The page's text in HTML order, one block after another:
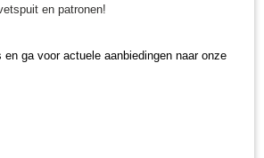
en patronen!
en ga voor actuele aanbiedingen naar onze